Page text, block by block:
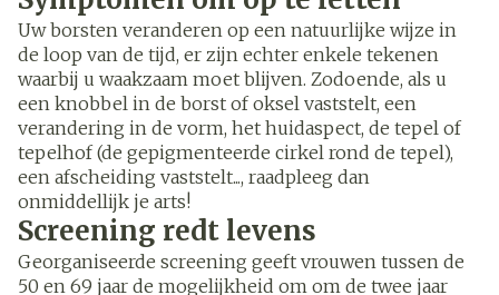
Uw borsten veranderen op een natuurlijke wijze in
de loop van de tijd, er zijn echter enkele tekenen
waarbij u waakzaam moet blijven. Zodoende, als u
een knobbel in de borst of oksel vaststelt, een
verandering in de vorm, het huidaspect, de tepel of
tepelhof (de gepigmenteerde cirkel rond de tepel),
een afscheiding vaststelt..., raadpleeg dan
onmiddellijk je arts!
Screening redt levens
Georganiseerde screening geeft vrouwen tussen de
50 en 69 jaar de mogelijkheid om om de twee jaar